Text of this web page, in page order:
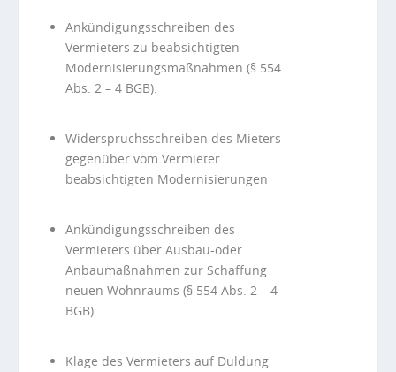
Ankündigungsschreiben des
Vermieters zu beabsichtigten
Modernisierungsmaßnahmen (§ 554
Abs. 2 – 4 BGB).
Widerspruchsschreiben des Mieters
gegenüber vom Vermieter
beabsichtigten Modernisierungen
Ankündigungsschreiben des
Vermieters über Ausbau-oder
Anbaumaßnahmen zur Schaffung
neuen Wohnraums (§ 554 Abs. 2 – 4
BGB)
Klage des Vermieters auf Duldung